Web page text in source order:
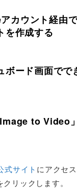
カウント経由
を作成する
ボード画面でで
Image to Video
式サイト にアクセ
クリックします。